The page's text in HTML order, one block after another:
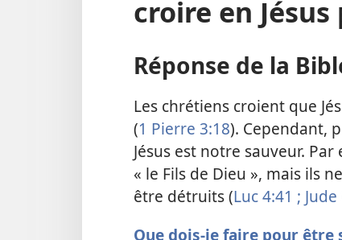
croire en
Réponse de la
Les chrétiens croient que
(1 Pierre 3:18). Cependant,
Jésus est notre sauveur.
« le Fils de Dieu », mais ils
être détruits (Luc 4:41 ; Jude
Que dois-je faire pour être